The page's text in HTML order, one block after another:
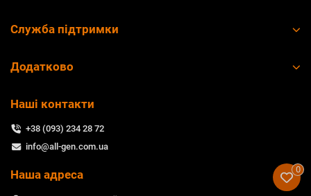
Служба підтримки
Додатково
Наші контакти
+38 (093) 234 28 72
info@all-gen.com.ua
Наша адреса 0